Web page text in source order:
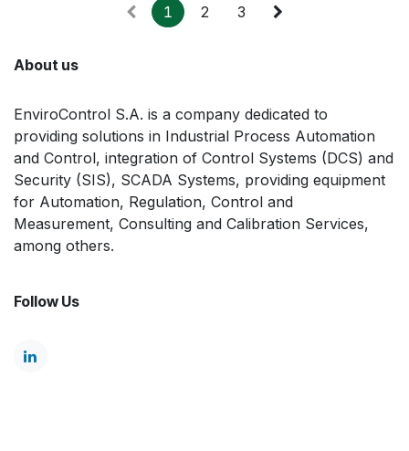
1 2 3
About us
EnviroControl S.A. is a company dedicated to
providing solutions in Industrial Process Automation
and Control, integration of Control Systems (DCS) and
Security (SIS), SCADA Systems, providing equipment
for Automation, Regulation, Control and
Measurement, Consulting and Calibration Services,
among others.
Follow Us